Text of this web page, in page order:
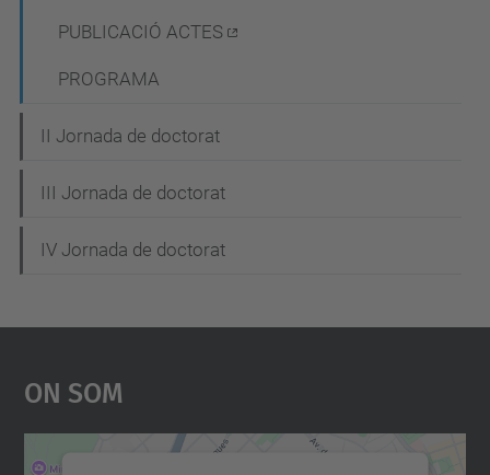
c
ó
PUBLICACIÓ ACTES
PROGRAMA
II Jornada de doctorat
III Jornada de doctorat
IV Jornada de doctorat
On Som